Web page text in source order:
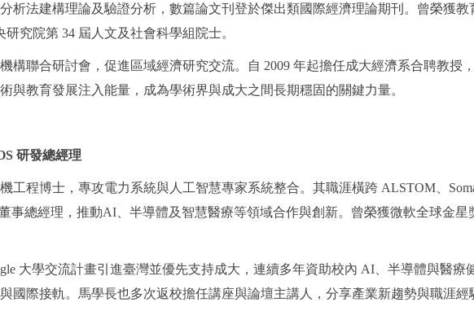
析法建構理論及驗證分析，數篇論文刊登於傑出類國際經濟理論期刊。曾榮獲
究院第 34 屆人文及社會科學組院士。
構聯合研討會，促進區域經濟研究交流。自 2009 年起擔任成大經濟系合聘教授
與教育發展注入能量，成為學術界與成大之間長期穩固的關鍵力量。
研發總經理
工程博士，專攻電力系統與人工智慧專家系統整合。其職涯橫跨 ALSTOM、
事總經理，推動AI、半導體及智慧醫療等領域合作與創新。曾榮獲微軟全球金星
大學交流計畫引進臺灣並優先支持成大，連續多年資助校內 AI、半導體與醫療
國際接軌。馬學長也多次返校擔任講座與論壇主講人，分享產業新趨勢與職涯